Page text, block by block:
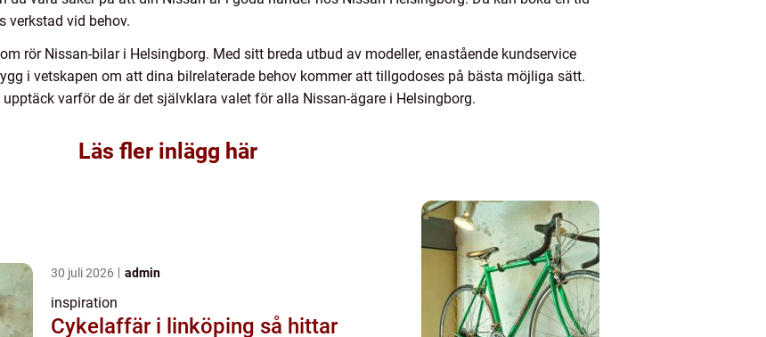
verkstad vid behov.
rör Nissan-bilar i Helsingborg. Med sitt breda utbud av modeller, enastående kundservice
i vetskapen om att dina bilrelaterade behov kommer att tillgodoses på bästa möjliga sätt.
upptäck varför de är det självklara valet för alla Nissan-ägare i Helsingborg.
Läs fler inlägg här
30 juli 2026 admin
inspiration
Cykelaffär i linköping så hittar